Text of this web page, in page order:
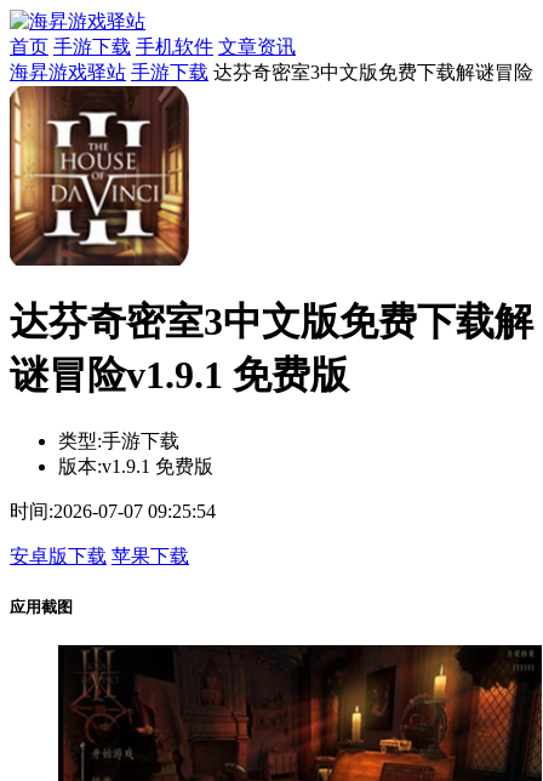
首页 手游下载 手机软件 文章资讯
海昇游戏驿站 手游下载 达芬奇密室3中文版免费下载解谜冒险
达芬奇密室3中文版免费下载解
谜冒险v1.9.1 免费版
类型:手游下载
版本:v1.9.1 免费版
时间:2026-07-07 09:25:54
安卓版下载 苹果下载
应用截图